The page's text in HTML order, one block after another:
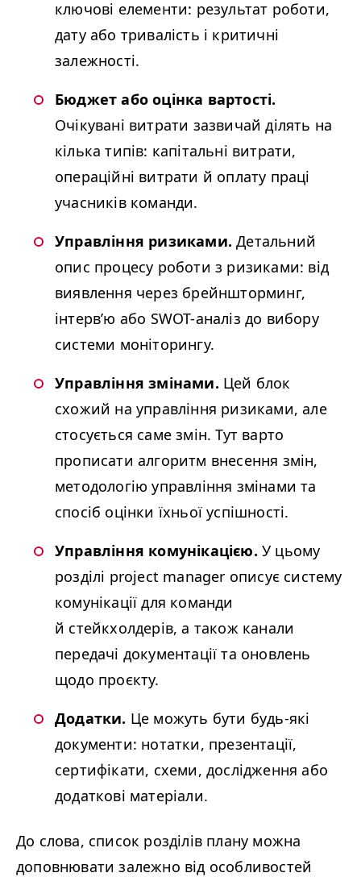
ключові елементи: результат роботи,
дату або тривалість і критичні
залежності.
Бюджет або оцінка вартості.
Очікувані витрати зазвичай ділять на
кілька типів: капітальні витрати,
операційні витрати й оплату праці
учасників команди.
Управління ризиками. Детальний
опис процесу роботи з ризиками: від
виявлення через брейншторминг,
інтерв’ю або SWOT-аналіз до вибору
системи моніторингу.
Управління змінами. Цей блок
схожий на управління ризиками, але
стосується саме змін. Тут варто
прописати алгоритм внесення змін,
методологію управління змінами та
спосіб оцінки їхньої успішності.
Управління комунікацією. У цьому
розділі project manager описує систему
комунікації для команди
й стейкхолдерів, а також канали
передачі документації та оновлень
щодо проєкту.
Додатки. Це можуть бути будь-які
документи: нотатки, презентації,
сертифікати, схеми, дослідження або
додаткові матеріали.
До слова, список розділів плану можна
доповнювати залежно від особливостей